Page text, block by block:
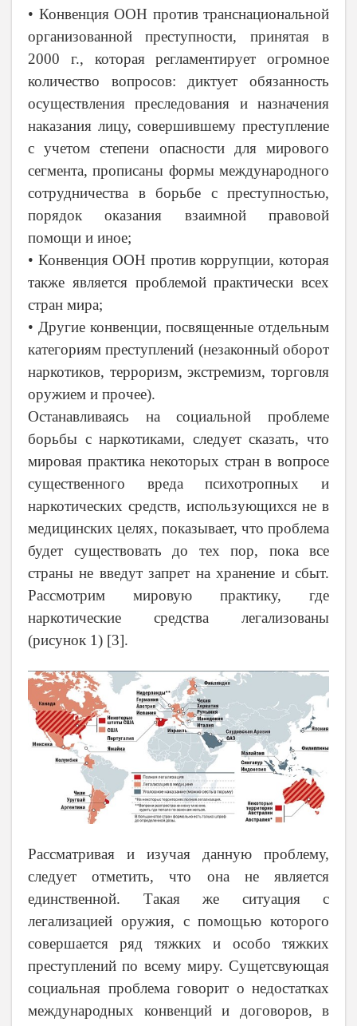
• Конвенция ООН против транснациональной
организованной преступности, принятая в
2000 г., которая регламентирует огромное
количество вопросов: диктует обязанность
осуществления преследования и назначения
наказания лицу, совершившему преступление
с учетом степени опасности для мирового
сегмента, прописаны формы международного
сотрудничества в борьбе с преступностью,
порядок оказания взаимной правовой
помощи и иное;
• Конвенция ООН против коррупции, которая
также является проблемой практически всех
стран мира;
• Другие конвенции, посвященные отдельным
категориям преступлений (незаконный оборот
наркотиков, терроризм, экстремизм, торговля
оружием и прочее).
Останавливаясь на социальной проблеме
борьбы с наркотиками, следует сказать, что
мировая практика некоторых стран в вопросе
существенного вреда психотропных и
наркотических средств, использующихся не в
медицинских целях, показывает, что проблема
будет существовать до тех пор, пока все
страны не введут запрет на хранение и сбыт.
Рассмотрим мировую практику, где
наркотические средства легализованы
(рисунок 1) [3].
Рассматривая и изучая данную проблему,
следует отметить, что она не является
единственной. Такая же ситуация с
легализацией оружия, с помощью которого
совершается ряд тяжких и особо тяжких
преступлений по всему миру. Сущетсвующая
социальная проблема говорит о недостатках
международных конвенций и договоров, в